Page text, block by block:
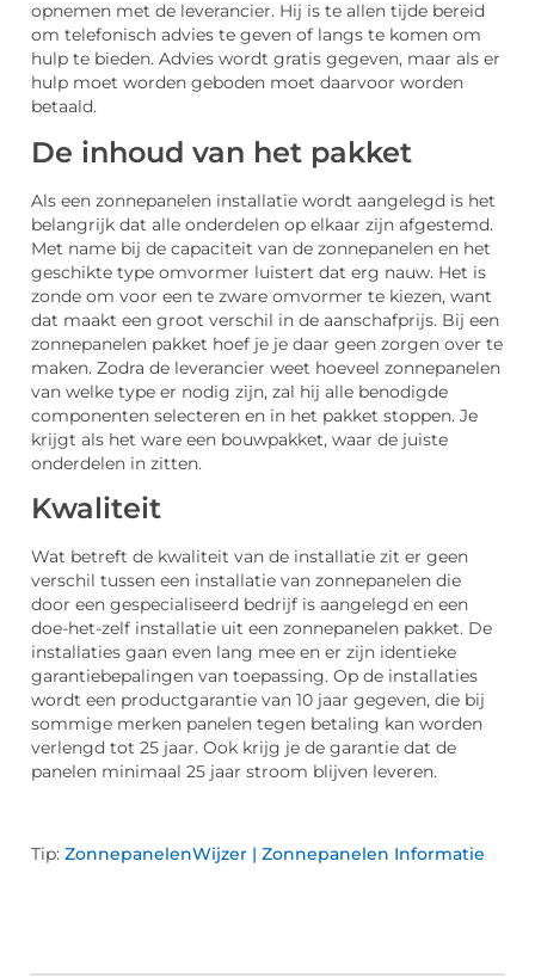
opnemen met de leverancier. Hij is te allen tijde bereid
om telefonisch advies te geven of langs te komen om
hulp te bieden. Advies wordt gratis gegeven, maar als er
hulp moet worden geboden moet daarvoor worden
betaald.
De inhoud van het pakket
Als een zonnepanelen installatie wordt aangelegd is het
belangrijk dat alle onderdelen op elkaar zijn afgestemd.
Met name bij de capaciteit van de zonnepanelen en het
geschikte type omvormer luistert dat erg nauw. Het is
zonde om voor een te zware omvormer te kiezen, want
dat maakt een groot verschil in de aanschafprijs. Bij een
zonnepanelen pakket hoef je je daar geen zorgen over te
maken. Zodra de leverancier weet hoeveel zonnepanelen
van welke type er nodig zijn, zal hij alle benodigde
componenten selecteren en in het pakket stoppen. Je
krijgt als het ware een bouwpakket, waar de juiste
onderdelen in zitten.
Kwaliteit
Wat betreft de kwaliteit van de installatie zit er geen
verschil tussen een installatie van zonnepanelen die
door een gespecialiseerd bedrijf is aangelegd en een
doe-het-zelf installatie uit een zonnepanelen pakket. De
installaties gaan even lang mee en er zijn identieke
garantiebepalingen van toepassing. Op de installaties
wordt een productgarantie van 10 jaar gegeven, die bij
sommige merken panelen tegen betaling kan worden
verlengd tot 25 jaar. Ook krijg je de garantie dat de
panelen minimaal 25 jaar stroom blijven leveren.
Tip: ZonnepanelenWijzer | Zonnepanelen Informatie